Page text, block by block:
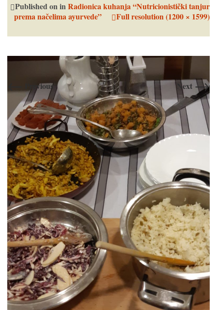
Published oninRadionica kuhanja “Nutricionistički tanjur
prema načelima ayurvede”
Full resolution (1200 × 1599)
Previous Next→